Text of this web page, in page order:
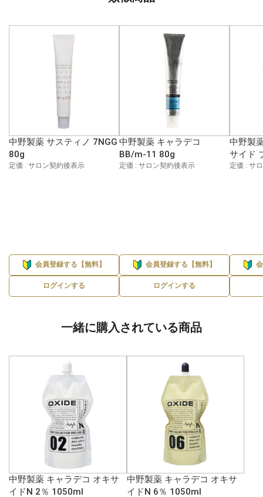
中野製薬 サスティノ 7NGG
80g
定価 : サロン契約後表示
会員登録する【無料】
ログインする
中野製薬 キャラデコ
BB/m-11 80g
定価 : サロン契約後表示
会員登録する【無料】
ログインする
中野製
サイド
定価 : サ
一緒に購入されている商品
中野製薬 キャラデコ オキサ
イドN 2％ 1050ml
中野製薬 キャラデコ オキサ
イドN 6％ 1050ml